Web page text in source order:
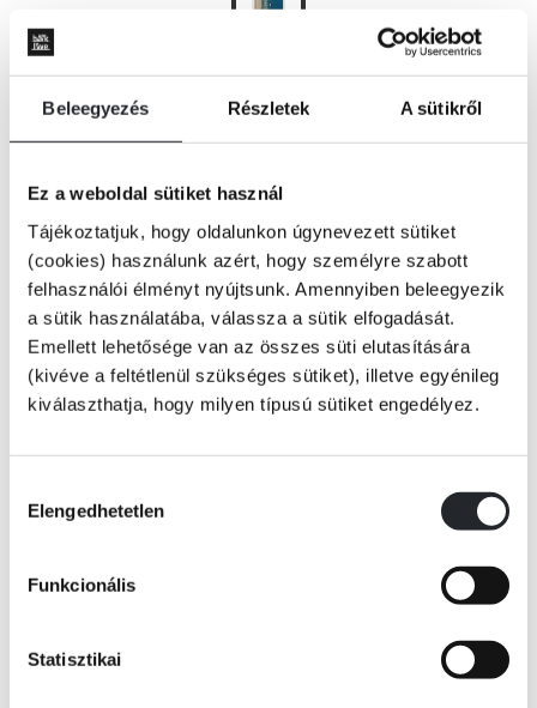
Beleegyezés Részletek A sütikről
Ez a weboldal sütiket használ
Tájékoztatjuk, hogy oldalunkon úgynevezett sütiket
(cookies) használunk azért, hogy személyre szabott
felhasználói élményt nyújtsunk. Amennyiben beleegyezik
a sütik használatába, válassza a sütik elfogadását.
Emellett lehetősége van az összes süti elutasítására
(kivéve a feltétlenül szükséges sütiket), illetve egyénileg
kiválaszthatja, hogy milyen típusú sütiket engedélyez.
kiválasztása
Elengedhetetlen
Funkcionális
Statisztikai
ÉRTESÍTÉST KÉREK
„Közel kell maradni a dolgok kontúrjához, közel hozzájuk, de kívül
rajtuk, ahogy egy fecske követi a táj vonalait, kirajzolja őket, de nem
száll le soha.”
A Körvonal regény tíz beszélgetésben. Egy frissen elvált írónő Athénba
repül, ahol egy kreatívírás-kurzuson tanít. Kollégákkal, régi
meg egymás életében, beszélgetéseik egyszerre esetlegesek és
madártávlatból vessenek számot az életükkel az abszurd apróságoktól a
Cusk érzékeny elbeszélőjének alakját, aki jelenlétével figyelni, látni
Tovább
RÉSZLET A KÖNYVBŐL